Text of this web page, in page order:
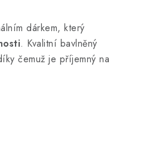
dárkem, který
. Kvalitní bavlněný
čemuž je příjemný na